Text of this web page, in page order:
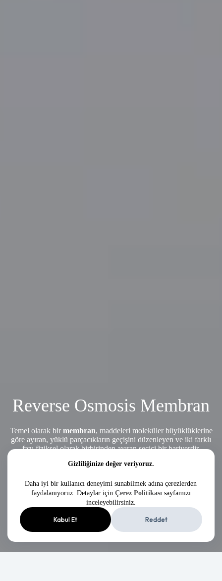
Gizliliğinize değer veriyoruz.
Daha iyi bir kullanıcı deneyimi sunabilmek adına çerezlerden
faydalanıyoruz. Detaylar için Çerez Politikasısayfamızı
inceleyebilirsiniz.
Kabul Et Reddet
Reverse Osmosis Membran
Temel olarak bir membran, maddeleri moleküler büyüklüklerine
göre ayıran, yüklü parçacıkların geçişini düzenleyen ve iki farklı
fazı fiziksel olarak birbirinden ayıran seçici bir bariyerdir.
Keşfet